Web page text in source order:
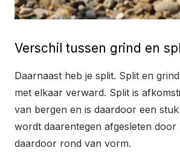
Verschil tussen grind en
Daarnaast heb je split. Split en
met elkaar verward. Split is
van bergen en is daardoor een
wordt daarentegen afgesleten door
daardoor rond van vorm.